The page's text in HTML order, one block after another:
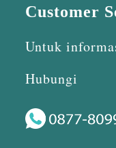
Customer
Untuk
Hubungi